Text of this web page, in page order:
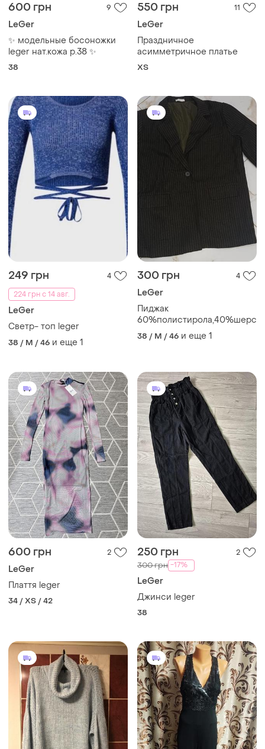
600 грн 9
LeGer
✨ модельные босоножки
leger нат.кожа р.38 ✨
38
550 грн 11
LeGer
Праздничное
асимметричное платье
ХS
249 грн
4
224 грн с 14 авг.
LeGer
Светр- топ leger
38 / M / 46 и еще 1
300 грн 4
LeGer
Пиджак
60%полистирола,40%шерсть
38 / M / 46 и еще 1
600 грн 2
LeGer
Плаття leger
34 / XS / 42
250 грн 2
300 грн -17%
LeGer
Джинси leger
38